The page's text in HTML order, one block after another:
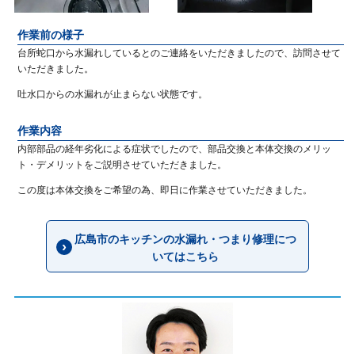
作業前の様子
台所蛇口から水漏れしているとのご連絡をいただきましたので、訪問させて
いただきました。
吐水口からの水漏れが止まらない状態です。
作業内容
内部部品の経年劣化による症状でしたので、部品交換と本体交換のメリッ
ト・デメリットをご説明させていただきました。
この度は本体交換をご希望の為、即日に作業させていただきました。
広島市のキッチンの水漏れ・つまり修理につ
いてはこちら